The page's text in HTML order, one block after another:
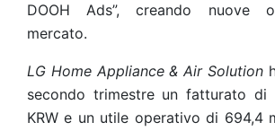
DOOH Ads”, creando nuove
mercato.
LG Home Appliance & Air Solution
secondo trimestre un fatturato
KRW e un utile operativo di 694,4